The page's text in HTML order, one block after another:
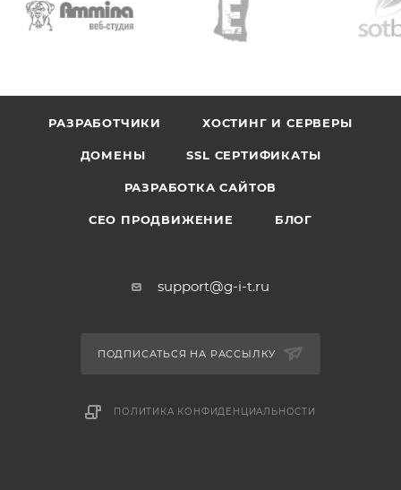
РАЗРАБОТЧИКИ ХОСТИНГ И СЕРВЕРЫ
ДОМЕНЫ SSL СЕРТИФИКАТЫ
РАЗРАБОТКА САЙТОВ
СЕО ПРОДВИЖЕНИЕ БЛОГ
support@g-i-t.ru
ПОДПИСАТЬСЯ НА РАССЫЛКУ
ПОЛИТИКА КОНФИДЕНЦИАЛЬНОСТИ